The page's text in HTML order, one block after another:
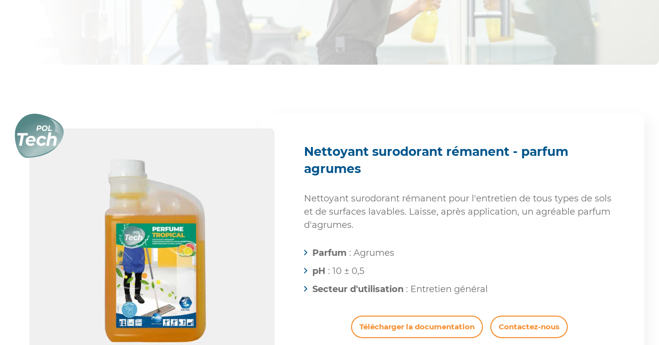
Industrie non-alimentaire
Sociétés de nettoyage
Sanitaires
Nettoyant surodorant rémanent - parfum
agrumes
Nettoyant surodorant rémanent pour l'entretien de tous types de sols
et de surfaces lavables. Laisse, après application, un agréable parfum
d'agrumes.
Parfum : Agrumes
pH : 10 ± 0,5
Secteur d'utilisation : Entretien général
Télécharger la documentation Contactez-nous